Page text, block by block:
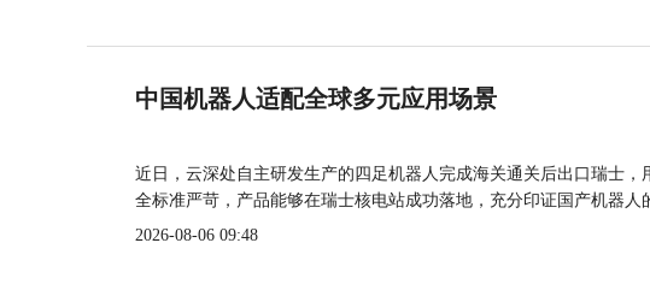
中国机器人适配全球多元应用场景
近日，云深处自主研发生产的四足机器人完成海关通关后出口瑞士
全标准严苛，产品能够在瑞士核电站成功落地，充分印证国产机器人
2026-08-06 09:48